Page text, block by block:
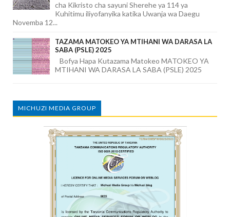
cha Kikristo cha sayuni Sherehe ya 114 ya
Kuhitimu iliyofanyika katika Uwanja wa Daegu
Novemba 12...
TAZAMA MATOKEO YA MTIHANI WA DARASA LA
SABA (PSLE) 2025
Bofya Hapa Kutazama Matokeo MATOKEO YA
MTIHANI WA DARASA LA SABA (PSLE) 2025
MICHUZI MEDIA GROUP